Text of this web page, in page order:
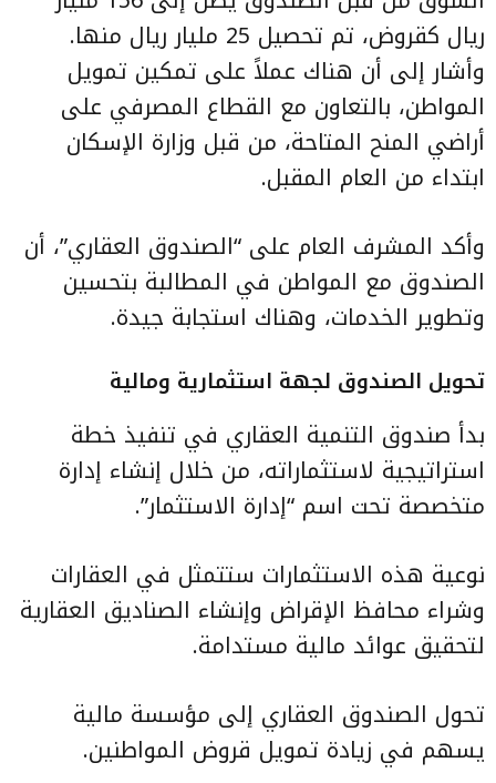
ريال كقروض، تم تحصيل 25 مليار ريال منها.
وأشار إلى أن هناك عملاً على تمكين تمويل
المواطن، بالتعاون مع القطاع المصرفي على
أراضي المنح المتاحة، من قبل وزارة الإسكان
ابتداء من العام المقبل.
وأكد المشرف العام على “الصندوق العقاري”، أن
الصندوق مع المواطن في المطالبة بتحسين
وتطوير الخدمات، وهناك استجابة جيدة.
تحويل الصندوق لجهة استثمارية ومالية
بدأ صندوق التنمية العقاري في تنفيذ خطة
استراتيجية لاستثماراته، من خلال إنشاء إدارة
متخصصة تحت اسم “إدارة الاستثمار”.
نوعية هذه الاستثمارات ستتمثل في العقارات
وشراء محافظ الإقراض وإنشاء الصناديق العقارية
لتحقيق عوائد مالية مستدامة.
تحول الصندوق العقاري إلى مؤسسة مالية
يسهم في زيادة تمويل قروض المواطنين.